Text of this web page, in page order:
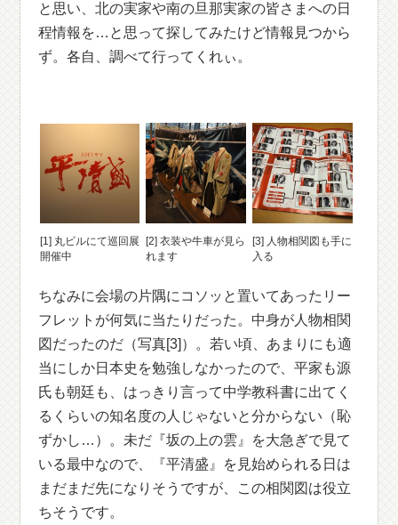
と思い、北の実家や南の旦那実家の皆さまへの日
程情報を…と思って探してみたけど情報見つから
ず。各自、調べて行ってくれぃ。
[1] 丸ビルにて巡回展
開催中
[2] 衣装や牛車が見ら
れます
[3] 人物相関図も手に
入る
ちなみに会場の片隅にコソッと置いてあったリー
フレットが何気に当たりだった。中身が人物相関
図だったのだ（写真[3]）。若い頃、あまりにも適
当にしか日本史を勉強しなかったので、平家も源
氏も朝廷も、はっきり言って中学教科書に出てく
るくらいの知名度の人じゃないと分からない（恥
ずかし…）。未だ『坂の上の雲』を大急ぎで見て
いる最中なので、『平清盛』を見始められる日は
まだまだ先になりそうですが、この相関図は役立
ちそうです。